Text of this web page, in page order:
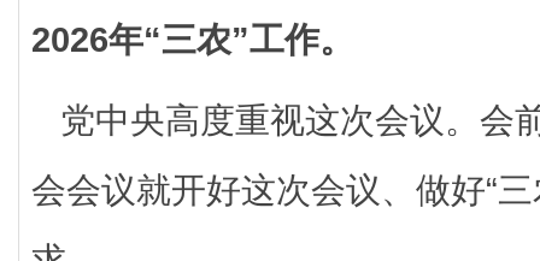
2026年“三农”工作。
党中央高度重视这次会议。会
会会议就开好这次会议、做好“